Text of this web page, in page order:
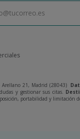
Arellano 21, Madrid (28043)
y gestionar sus citas.
portabilidad y